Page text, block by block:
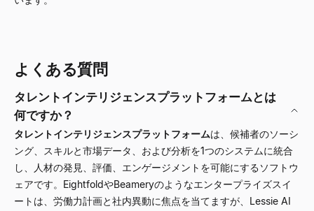
よくある質問
タレントインテリジェンスプラットフォームとは
何ですか？
タレントインテリジェンスプラットフォームは、候補者のソーシ
ング、スキルと市場データ、および分析を1つのシステムに統合
し、人材の発見、評価、エンゲージメントを可能にするソフトウ
ェアです。EightfoldやBeameryのようなエンタープライズスイ
ートは、労働力計画と社内異動に焦点を当てますが、
Lessie AI